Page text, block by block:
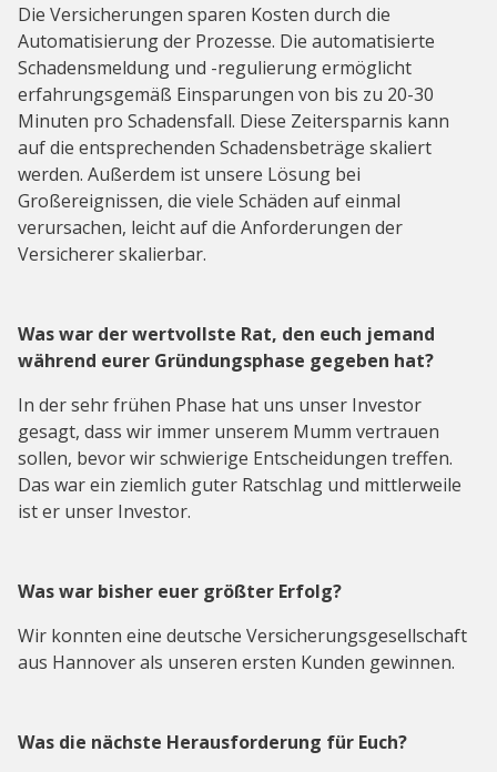
Die Versicherungen sparen Kosten durch die
Automatisierung der Prozesse. Die automatisierte
Schadensmeldung und -regulierung ermöglicht
erfahrungsgemäß Einsparungen von bis zu 20-30
Minuten pro Schadensfall. Diese Zeitersparnis kann
auf die entsprechenden Schadensbeträge skaliert
werden. Außerdem ist unsere Lösung bei
Großereignissen, die viele Schäden auf einmal
verursachen, leicht auf die Anforderungen der
Versicherer skalierbar.
Was war der wertvollste Rat, den euch jemand
während eurer Gründungsphase gegeben hat?
In der sehr frühen Phase hat uns unser Investor
gesagt, dass wir immer unserem Mumm vertrauen
sollen, bevor wir schwierige Entscheidungen treffen.
Das war ein ziemlich guter Ratschlag und mittlerweile
ist er unser Investor.
Was war bisher euer größter Erfolg?
Wir konnten eine deutsche Versicherungsgesellschaft
aus Hannover als unseren ersten Kunden gewinnen.
Was die nächste Herausforderung für Euch?